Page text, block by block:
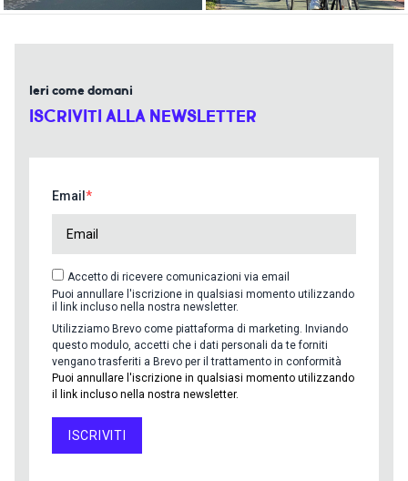
Ieri come domani
ISCRIVITI ALLA NEWSLETTER
Email
Accetto di ricevere comunicazioni via email
Puoi annullare l'iscrizione in qualsiasi momento utilizzando
il link incluso nella nostra newsletter.
Utilizziamo Brevo come piattaforma di marketing. Inviando
questo modulo, accetti che i dati personali da te forniti
vengano trasferiti a Brevo per il trattamento in conformità
Puoi annullare l'iscrizione in qualsiasi momento utilizzando
il link incluso nella nostra newsletter.
ISCRIVITI